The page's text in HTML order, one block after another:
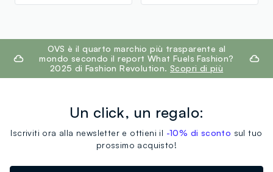
footer.ariatitleOVS è il quarto marchio più trasparente al
mondo secondo il report What Fuels Fashion?
2025 di Fashion Revolution. Scopri di più
Un click, un regalo:
Iscriviti ora alla newsletter e ottieni il -10% di sconto sul tuo
prossimo acquisto!